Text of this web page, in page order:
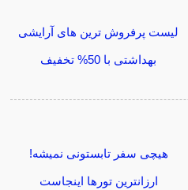
لیست پرفروش ترین های آرایشی
بهداشتی با 50% تخفیف
هیچی سفر تابستونی نمیشه!
ارزانترین تورها اینجاست